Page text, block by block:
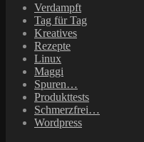
Verdampft
Tag für Tag
Kreatives
Rezepte
Linux
Maggi
Spuren…
Produkttests
Schmerzfrei…
Wordpress